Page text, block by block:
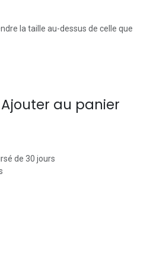
la taille au-dessus de celle que
Ajouter au panier
de 30 jours